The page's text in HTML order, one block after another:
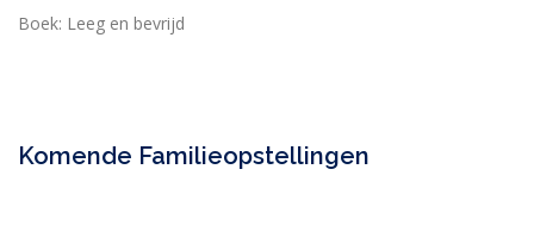
Boek: Leeg en bevrijd
Komende Familieopstellingen